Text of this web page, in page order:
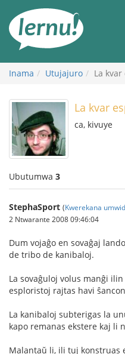
rupapuro
rw'ibirimwo
Inama Utujajuro La
La kvar
ca, kivuye
Ubutumwa 3
StephaSport (Kwerekana
2 Ntwarante 2008 09:46:04
Dum vojaĝo en sovaĝaj
de tribo de kanibaloj.
La sovaĝuloj volus manĝi
esploristoj rajtas havi
La kanibaloj subterigas la
kapo remanas ekstere kaj li
Malantaŭ li, ili tuj konstruas